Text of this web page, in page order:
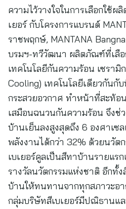
ความไว้วางใจในการเลือกใช้
เยอร์ กับโครงการแบรนด์
ราชพฤกษ์, MANTANA
บรมฯ-ทวีวัฒนา ผลิตภัณฑ์ที่เลือ
เทคโนโลยีกันความร้อน เซรามิ
Cooling) เทคโนโลยีเดียวกันกั
กระสวยอวกาศ ทำหน้าที่สะท้อ
เสมือนฉนวนกันความร้อน จึง
บ้านเย็นลงสูงสุดถึง 6 องศาเซ
พลังงานได้กว่า 32% ด้วยนวัต
เบเยอร์คูลเป็นสีทาบ้านรายแร
รางวัลนวัตกรรมแห่งชาติ อีกทั้ง
บ้านให้ทนทานจากทุกสภาวะอ
กลุ่มบริษัทสีเบเยอร์มีปณิธานแ